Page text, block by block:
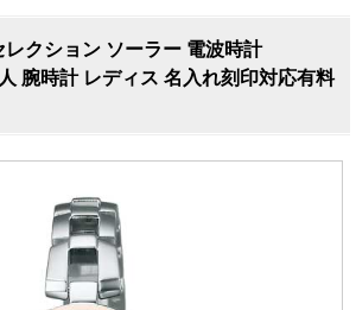
クション ソーラー 電波時計
腕時計 レディス 名入れ刻印対応有料